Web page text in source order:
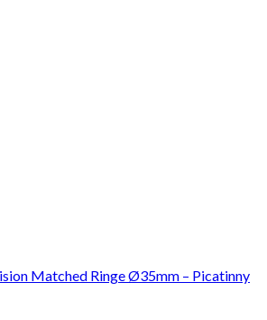
Matched Ringe Ø35mm – Picatinny